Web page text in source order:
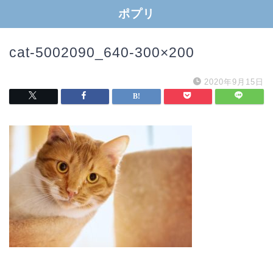
ポプリ
cat-5002090_640-300×200
2020年9月15日